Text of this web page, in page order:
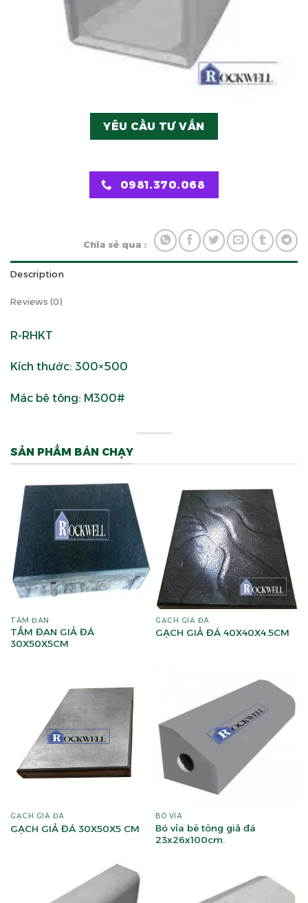
YÊU CẦU TƯ VẤN
0981.370.068
Chia sẻ qua :
Description
Reviews (0)
R-RHKT
Kích thước: 300×500
Mác bê tông: M300#
SẢN PHẨM BÁN CHẠY
TẤM ĐAN
TẤM ĐAN GIẢ ĐÁ
30X50X5CM
GẠCH GIẢ ĐÁ
GẠCH GIẢ ĐÁ 40X40X4.5CM
GẠCH GIẢ ĐÁ
GẠCH GIẢ ĐÁ 30X50X5 CM
BÓ VỈA
Bó vỉa bê tông giả đá
23x26x100cm.